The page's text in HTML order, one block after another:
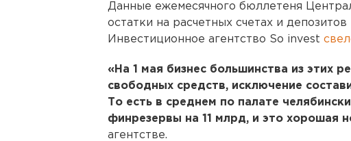
Данные ежемесячного бюллетеня
остатки на расчетных счетах и
Инвестиционное агентство So invest
«На 1 мая бизнес большинства из этих
свободных средств, исключение
То есть в среднем по палате
финрезервы на 11 млрд, и это хорошая
агентстве.